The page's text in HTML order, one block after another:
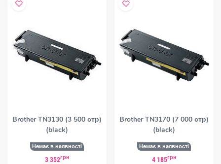
Brother TN3130 (3 500 стр)
(black)
Немає в наявності
3 352грн
Brother TN3170 (7 000 стр)
(black)
Немає в наявності
4 185грн